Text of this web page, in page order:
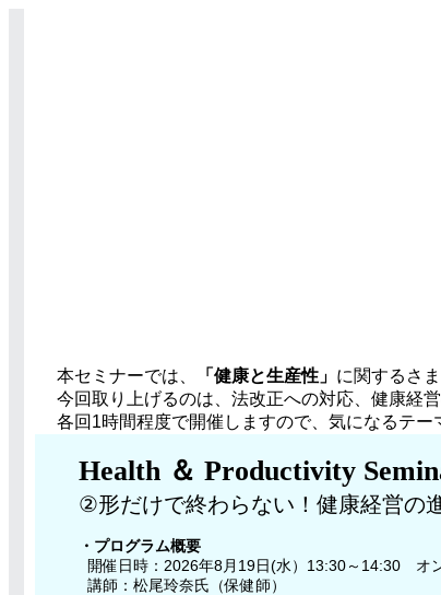
本セミナーでは、 「健康と生産性」 に関するさ
今回取り上げるのは、法改正への対応、健康経
各回1時間程度で開催しますので、気になるテ
Health ＆ Productivity
②形だけで終わらない！健康経営の
・プログラム概要
開催日時：2026年8月19日(水）13:30～14:30 オ
講師：松尾玲奈氏（保健師）